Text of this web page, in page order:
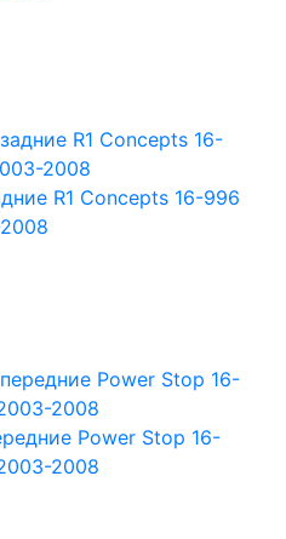
R1 Concepts 16-996
Power Stop 16-
2008